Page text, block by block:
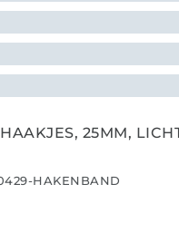
25MM,
HAKENBAND